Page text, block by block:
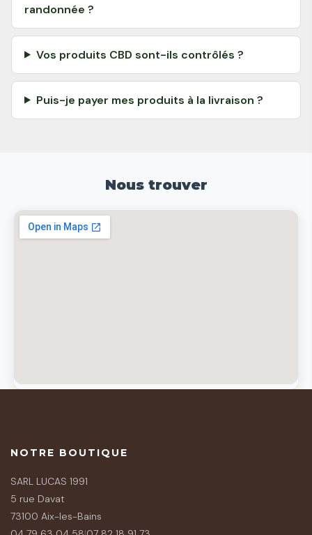
randonnée ?
Vos produits CBD sont-ils contrôlés ?
Puis-je payer mes produits à la livraison ?
Nous trouver
NOTRE BOUTIQUE
SARL LUCAS 1991
5 rue Davat
73100 Aix-les-Bains